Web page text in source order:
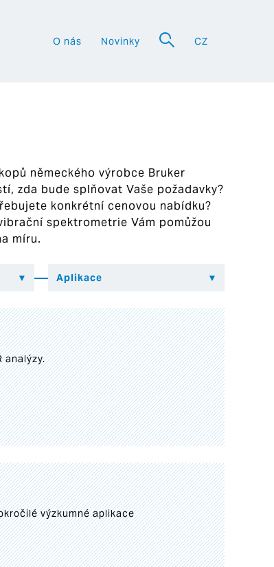
O nás Novinky CZ
německého výrobce Bruker
zda bude splňovat Vaše požadavky?
konkrétní cenovou nabídku?
spektrometrie Vám pomůžou
míru.
analýzy.
výzkumné aplikace